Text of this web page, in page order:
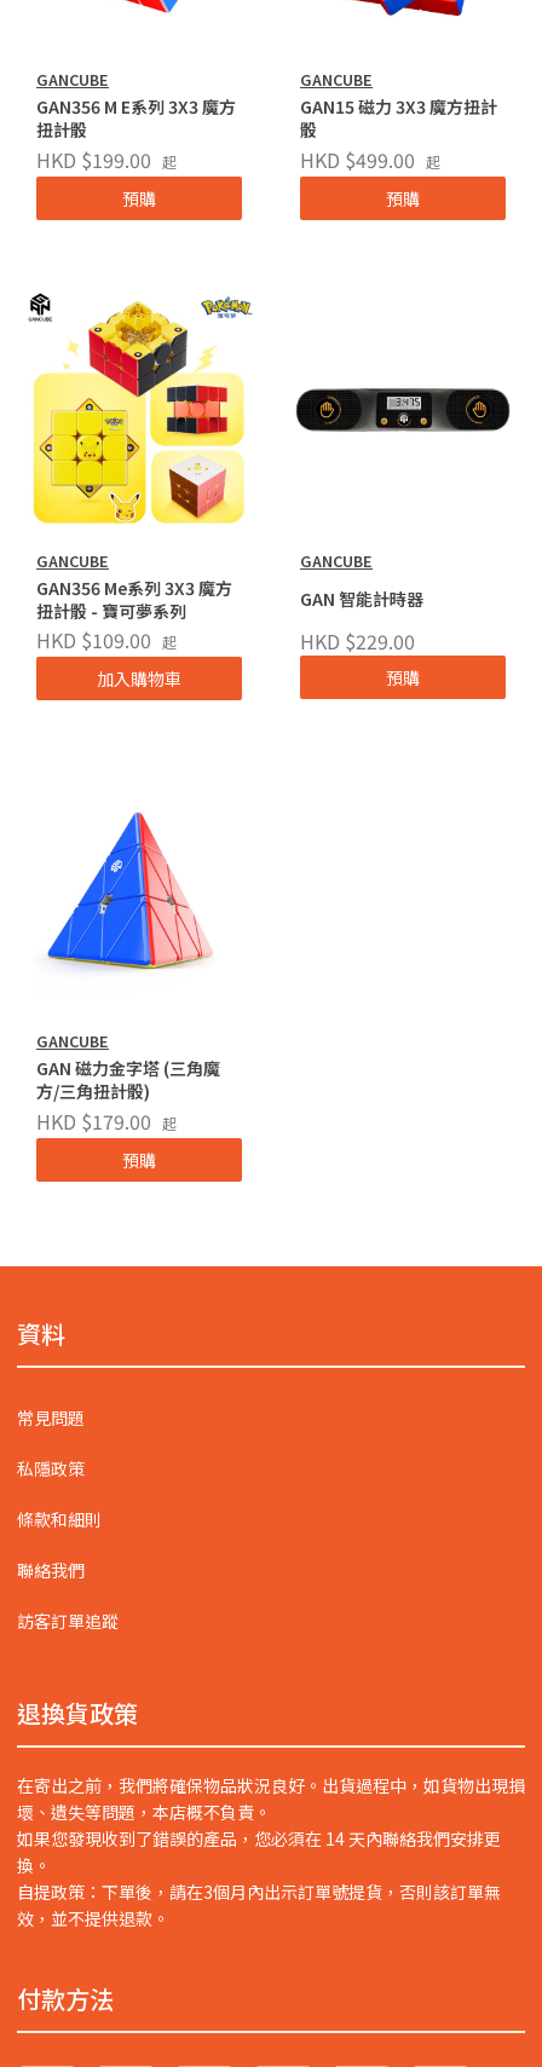
GANCUBE
GAN356 M E系列 3X3 魔方
扭計骰
HKD $199.00 起
預購
GANCUBE
GAN15 磁力 3X3 魔方扭計
骰
HKD $499.00 起
預購
GANCUBE
GAN356 Me系列 3X3 魔方
扭計骰 - 寶可夢系列
HKD $109.00 起
加入購物車
GANCUBE
GAN 智能計時器
HKD $229.00
預購
GANCUBE
GAN 磁力金字塔 (三角魔
方/三角扭計骰)
HKD $179.00 起
預購
資料
常見問題
私隱政策
條款和細則
聯絡我們
訪客訂單追蹤
退換貨政策
在寄出之前，我們將確保物品狀況良好。出貨過程中，如貨物出現損
壞、遺失等問題，本店概不負責。
如果您發現收到了錯誤的產品，您必須在 14 天內聯絡我們安排更
換。
自提政策：下單後，請在3個月內出示訂單號提貨，否則該訂單無
效，並不提供退款。
付款方法